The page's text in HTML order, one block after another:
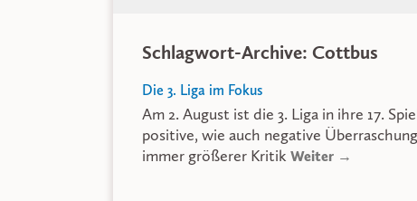
Schlagwort-Archive: Cottbus
Die 3. Liga im Fokus
Am 2. August ist die 3. Liga in ihre 17.
positive, wie auch negative
immer größerer Kritik Weiter →